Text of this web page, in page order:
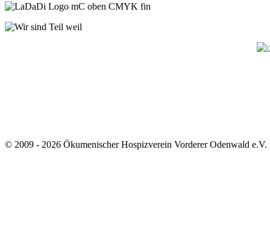
© 2009 - 2026 Ökumenischer Hospizverein Vorderer Odenwald e.V.